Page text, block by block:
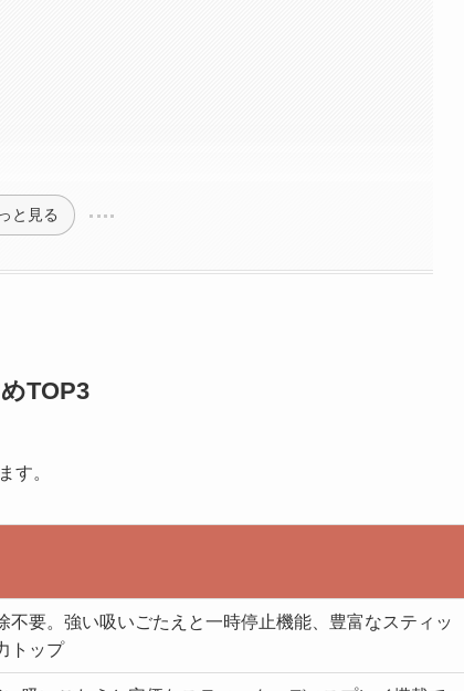
と見る
TOP3
す。
不要。強い吸いごたえと一時停止機能、豊富なスティッ
トップ